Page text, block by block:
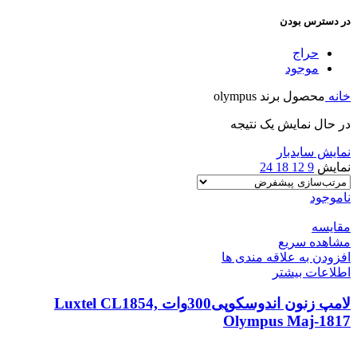
در دسترس بودن
حراج
موجود
خانه محصول برند olympus
در حال نمایش یک نتیجه
نمایش سایدبار
نمایش 9
12
18
24
ناموجود
مقایسه
مشاهده سریع
افزودن به علاقه مندی ها
اطلاعات بیشتر
لامپ زنون اندوسکوپی300وات Luxtel CL1854,
Olympus Maj-1817